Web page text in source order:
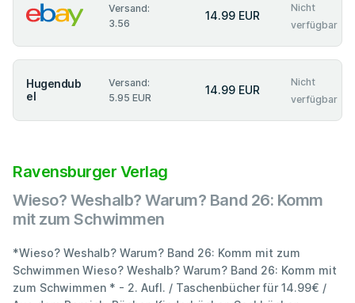
Versand:
3.56
14.99 EUR
Nicht
verfügbar
Hugendub
el
Versand:
5.95 EUR
14.99 EUR
Nicht
verfügbar
Ravensburger Verlag
Wieso? Weshalb? Warum? Band 26: Komm
mit zum Schwimmen
*Wieso? Weshalb? Warum? Band 26: Komm mit zum
Schwimmen Wieso? Weshalb? Warum? Band 26: Komm mit
zum Schwimmen * - 2. Aufl. / Taschenbücher für 14.99€ /